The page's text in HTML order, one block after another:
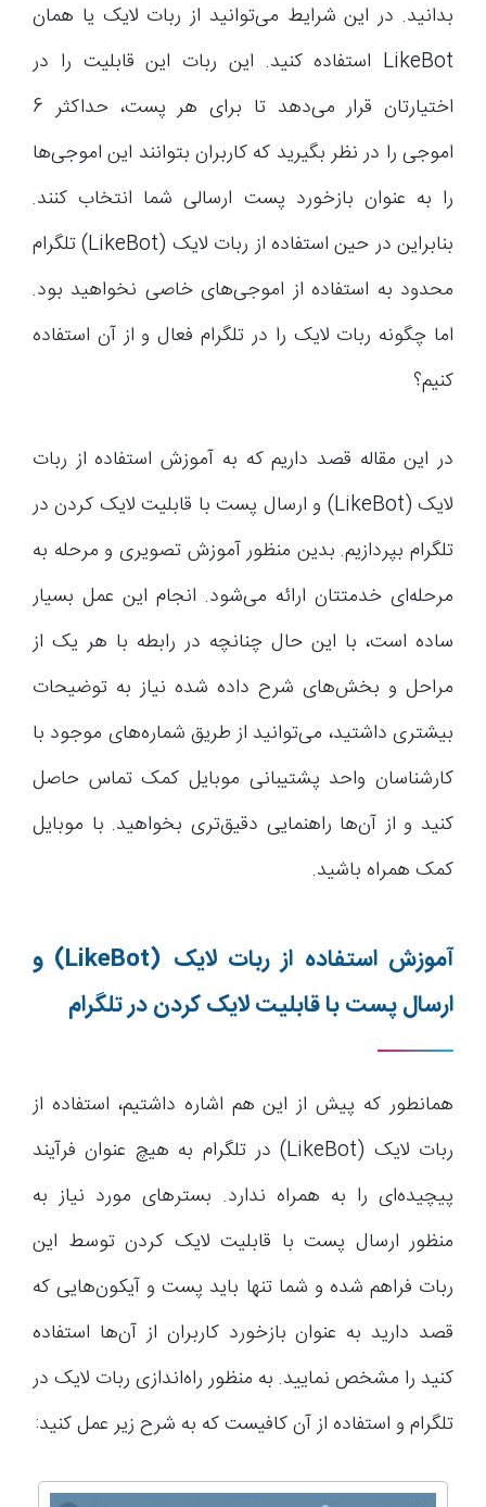
بدانید. در این شرایط می‌توانید از ربات لایک یا همان
LikeBot استفاده کنید. این ربات این قابلیت‌ را در
اختیارتان قرار می‌دهد تا برای هر پست، حداکثر 6
اموجی را در نظر بگیرید که کاربران بتوانند این اموجی‌ها
را به عنوان بازخورد پست ارسالی شما انتخاب کنند.
بنابراین در حین استفاده از ربات لایک (LikeBot) تلگرام
محدود به استفاده از اموجی‌های خاصی نخواهید بود.
اما چگونه ربات لایک را در تلگرام فعال و از آن استفاده
کنیم؟
در این مقاله قصد داریم که به آموزش استفاده از ربات
لایک (LikeBot) و ارسال پست با قابلیت لایک کردن در
تلگرام بپردازیم. بدین منظور آموزش تصویری و مرحله به
مرحله‌ای خدمتتان ارائه می‌شود. انجام این عمل بسیار
ساده است، با این حال چنانچه در رابطه با هر یک از
مراحل و بخش‌های شرح داده شده نیاز به توضیحات
بیشتری داشتید، می‌توانید از طریق شماره‌های موجود با
کارشناسان واحد پشتیبانی موبایل کمک تماس حاصل
کنید و از آن‌ها راهنمایی دقیق‌تری بخواهید. با موبایل
کمک همراه باشید.
آموزش استفاده از ربات لایک (LikeBot)
و
ارسال پست با قابلیت لایک کردن در تلگرام
همانطور که پیش از این هم اشاره داشتیم، استفاده از
ربات لایک (LikeBot) در تلگرام به هیچ عنوان فرآیند
پیچیده‌ای را به همراه ندارد. بسترهای مورد نیاز به
منظور ارسال پست با قابلیت لایک کردن توسط این
ربات فراهم شده و شما تنها باید پست و آیکون‌هایی که
قصد دارید به عنوان بازخورد کاربران از آن‌ها استفاده
کنید را مشخص نمایید. به منظور راه‌اندازی ربات لایک در
تلگرام و استفاده از آن کافیست که به شرح زیر عمل کنید: